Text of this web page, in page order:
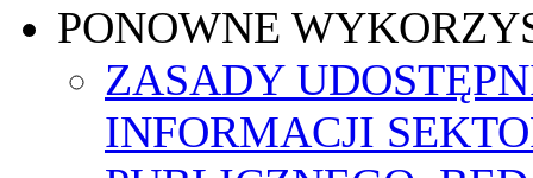
PONOWNE
ZASADY
INFORMACJI